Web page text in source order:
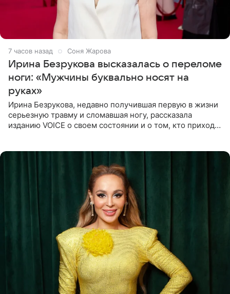
7 часов назад Соня Жарова
Ирина Безрукова высказалась о переломе
ноги: «Мужчины буквально носят на
руках»
Ирина Безрукова, недавно получившая первую в жизни
серьезную травму и сломавшая ногу, рассказала
изданию VOICE о своем состоянии и о том, кто приходит